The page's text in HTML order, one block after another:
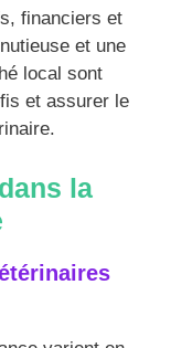
financiers et
et une
local sont
et assurer le
la